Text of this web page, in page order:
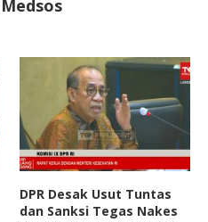
DPR Desak Usut Tuntas
dan Sanksi Tegas Nakes